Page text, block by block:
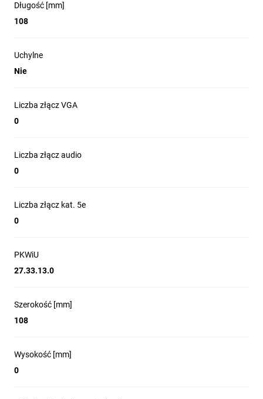
Długość [mm]
108
Uchylne
Nie
Liczba złącz VGA
0
Liczba złącz audio
0
Liczba złącz kat. 5e
0
PKWiU
27.33.13.0
Szerokość [mm]
108
Wysokość [mm]
0